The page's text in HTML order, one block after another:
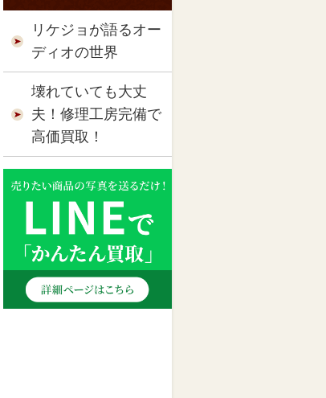
リケジョが語るオー
ディオの世界
壊れていても大丈
夫！修理工房完備で
高価買取！